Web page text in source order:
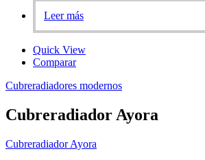
Leer más
Quick View
Comparar
Cubreradiadores modernos
Cubreradiador Ayora
Cubreradiador Ayora